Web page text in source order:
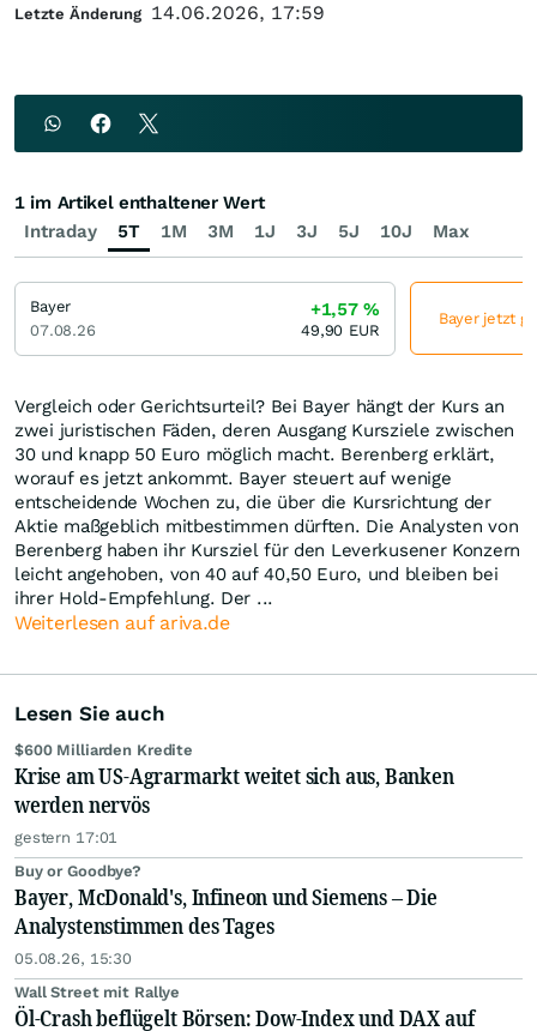
Vergleich oder Gerichtsurteil? Bei Bayer hängt der Kurs an
zwei juristischen Fäden, deren Ausgang Kursziele zwischen
30 und knapp 50 Euro möglich macht. Berenberg erklärt,
worauf es jetzt ankommt. Bayer steuert auf wenige
entscheidende Wochen zu, die über die Kursrichtung der
Aktie maßgeblich mitbestimmen dürften. Die Analysten von
Berenberg haben ihr Kursziel für den Leverkusener Konzern
leicht angehoben, von 40 auf 40,50 Euro, und bleiben bei
ihrer Hold-Empfehlung. Der ...
Weiterlesen auf ariva.de
Lesen Sie auch
$600 Milliarden Kredite
Krise am US-Agrarmarkt weitet sich aus, Banken
werden nervös
gestern 17:01
Buy or Goodbye?
Bayer, McDonald's, Infineon und Siemens – Die
Analystenstimmen des Tages
05.08.26, 15:30
Wall Street mit Rallye
Öl-Crash beflügelt Börsen: Dow-Index und DAX auf
Letzte Änderung 14.06.2026, 17:59
Intraday 5T 1M 3M 1J 3J 5J 10J Max
1 im Artikel enthaltener Wert
Bayer
07.08.26
+1,57%
49,90 EUR
Bayer jetzt